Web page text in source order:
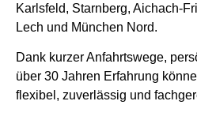
Karlsfeld, Starnberg, Aichach-
Lech und München Nord.
Dank kurzer Anfahrtswege,
über 30 Jahren Erfahrung
flexibel, zuverlässig und